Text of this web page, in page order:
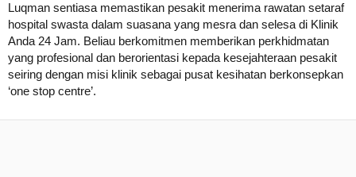
Luqman sentiasa memastikan pesakit menerima rawatan setaraf
hospital swasta dalam suasana yang mesra dan selesa di Klinik
Anda 24 Jam. Beliau berkomitmen memberikan perkhidmatan
yang profesional dan berorientasi kepada kesejahteraan pesakit
seiring dengan misi klinik sebagai pusat kesihatan berkonsepkan
‘one stop centre’.